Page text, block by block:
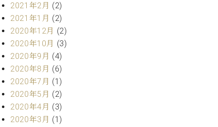
工
房
ロ
グ
ア
ク
セ
ス
問
い
2021年2月 (2)
2021年1月 (2)
2020年12月 (2)
2020年10月 (3)
2020年9月 (4)
2020年8月 (6)
2020年7月 (1)
2020年5月 (2)
2020年4月 (3)
2020年3月 (1)